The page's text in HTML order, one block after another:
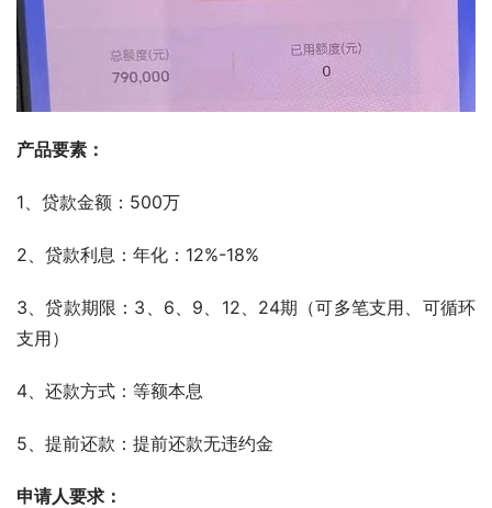
产品要素：
1、贷款金额：500万
2、贷款利息：年化：12%-18%
3、贷款期限：3、6、9、12、24期（可多笔支用、可循环
支用）
4、还款方式：等额本息
5、提前还款：提前还款无违约金
申请人要求：